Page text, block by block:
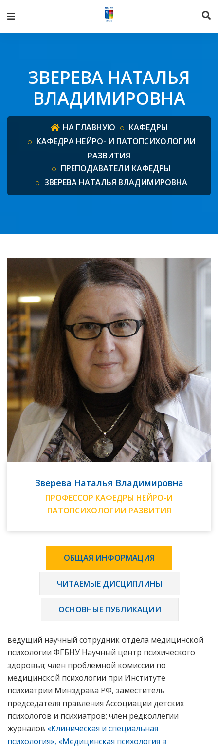
ЗВЕРЕВА НАТАЛЬЯ
ВЛАДИМИРОВНА
НА ГЛАВНУЮ
КАФЕДРЫ
КАФЕДРА НЕЙРО- И ПАТОПСИХОЛОГИИ
РАЗВИТИЯ
ПРЕПОДАВАТЕЛИ КАФЕДРЫ
ЗВЕРЕВА НАТАЛЬЯ ВЛАДИМИРОВНА
Зверева Наталья Владимировна
ПРОФЕССОР КАФЕДРЫ НЕЙРО-И
ПАТОПСИХОЛОГИИ РАЗВИТИЯ
ОБЩАЯ ИНФОРМАЦИЯ
ЧИТАЕМЫЕ ДИСЦИПЛИНЫ
ОСНОВНЫЕ ПУБЛИКАЦИИ
ведущий научный сотрудник отдела медицинской
психологии ФГБНУ Научный центр психического
здоровья; член проблемной комиссии по
медицинской психологии при Институте
психиатрии Минздрава РФ, заместитель
председателя правления Ассоциации детских
психологов и психиатров; член редколлегии
журналов «Клиническая и специальная
психология», «Медицинская психология в